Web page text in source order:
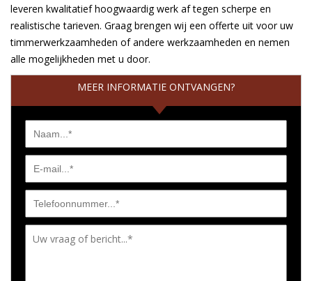
leveren kwalitatief hoogwaardig werk af tegen scherpe en
realistische tarieven. Graag brengen wij een offerte uit voor uw
timmerwerkzaamheden of andere werkzaamheden en nemen
alle mogelijkheden met u door.
MEER INFORMATIE ONTVANGEN?